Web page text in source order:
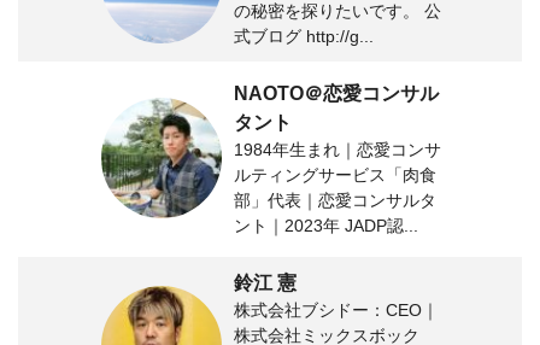
の秘密を探りたいです。 公
式ブログ http://g...
NAOTO＠恋愛コンサル
タント
1984年生まれ｜恋愛コンサ
ルティングサービス「肉食
部」代表｜恋愛コンサルタ
ント｜2023年 JADP認...
鈴江 憲
株式会社ブシドー：CEO｜
株式会社ミックスボック